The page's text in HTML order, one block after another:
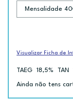
Visualizar Ficha de
TAEG 18,5% TAN
Ainda não tens